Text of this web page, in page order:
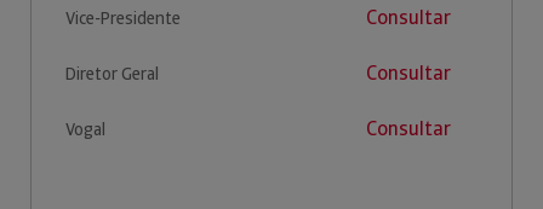
Vice-Presidente Consultar
Diretor Geral Consultar
Vogal Consultar